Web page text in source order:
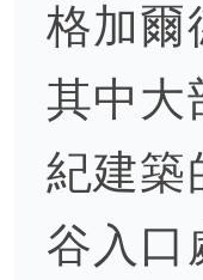
格加爾
其中大
紀建築
谷入口